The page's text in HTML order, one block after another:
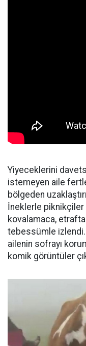
Yiyeceklerini
istemeyen aile
bölgeden
İneklerle piknikçiler
kovalamaca,
tebessümle izlendi.
ailenin sofrayı
komik görüntüler